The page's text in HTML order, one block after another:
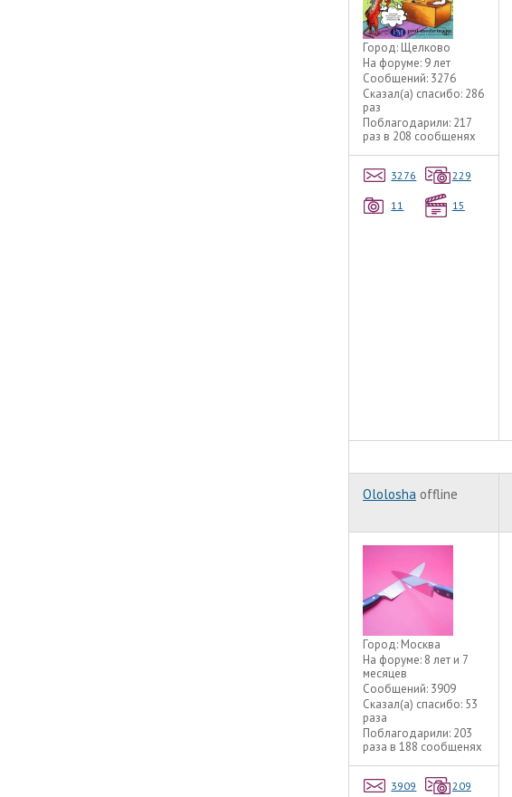
Город: Щелково
На форуме: 9 лет
Сообщений: 3276
Сказал(а) спасибо: 286
раз
Поблагодарили: 217
раз в 208 сообщенях
3276 229
11 15
Ololosha offline
Город: Москва
На форуме: 8 лет и 7
месяцев
Сообщений: 3909
Сказал(а) спасибо: 53
раза
Поблагодарили: 203
раза в 188 сообщенях
3909 209